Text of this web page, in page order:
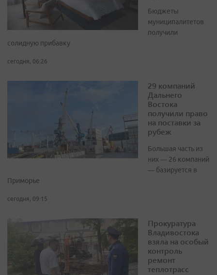
Бюджеты
муниципалитетов
получили
солидную прибавку
сегодня, 06:26
29 компаний
Дальнего
Востока
получили право
на поставки за
рубеж
Большая часть из
них — 26 компаний
— базируется в
Приморье
сегодня, 09:15
Прокуратура
Владивостока
взяла на особый
контроль
ремонт
теплотрасс